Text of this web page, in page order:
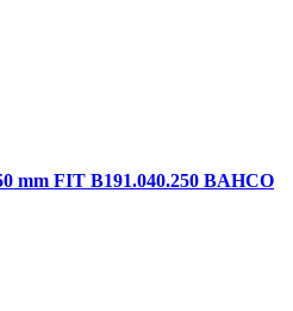
mm FIT B191.040.250 BAHCO